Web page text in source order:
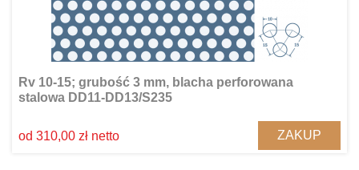
Rv 10-15; grubość 3 mm, blacha perforowana
stalowa DD11-DD13/S235
od 310,00 zł netto ZAKUP